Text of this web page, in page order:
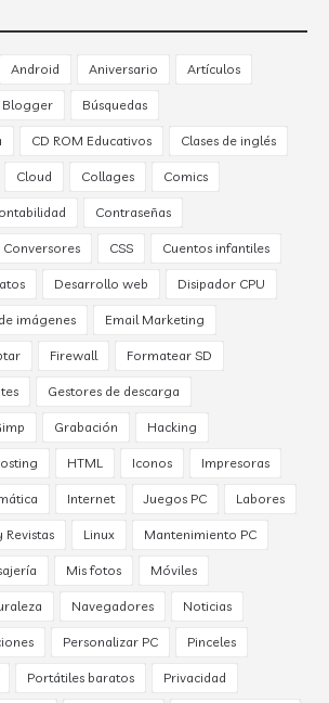
Android Aniversario Artículos
Blogger Búsquedas
CD ROM Educativos Clases de inglés
Cloud Collages Comics
Contraseñas
Conversores CSS Cuentos infantiles
Desarrollo web Disipador CPU
imágenes Email Marketing
Firewall Formatear SD
Gestores de descarga
Grabación Hacking
HTML Iconos Impresoras
Internet Juegos PC Labores
Revistas Linux Mantenimiento PC
Mis fotos Móviles
Navegadores Noticias
Personalizar PC Pinceles
Portátiles baratos Privacidad